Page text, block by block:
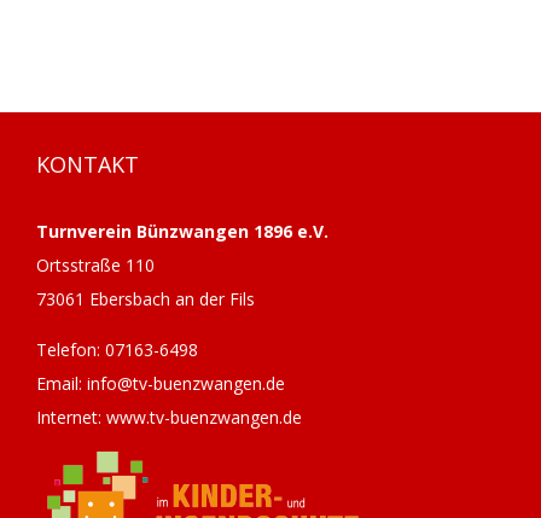
KONTAKT
Turnverein Bünzwangen 1896 e.V.
Ortsstraße 110
73061 Ebersbach an der Fils
Telefon: 07163-6498
Email: info@tv-buenzwangen.de
Internet: www.tv-buenzwangen.de